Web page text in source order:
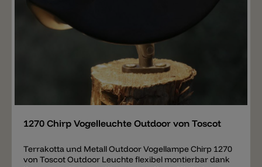
1270 Chirp Vogelleuchte Outdoor von Toscot
Terrakotta und Metall Outdoor Vogellampe Chirp 1270
von Toscot Outdoor Leuchte flexibel montierbar dank